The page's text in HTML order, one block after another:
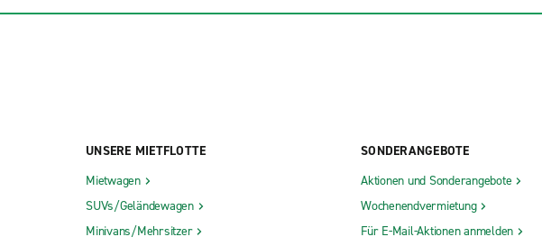
UNSERE MIETFLOTTE
Mietwagen
SUVs/Geländewagen
Minivans/Mehrsitzer
SONDERANGEBOTE
Aktionen und Sonderangebote
Wochenendvermietung
Für E-Mail-Aktionen anmelden